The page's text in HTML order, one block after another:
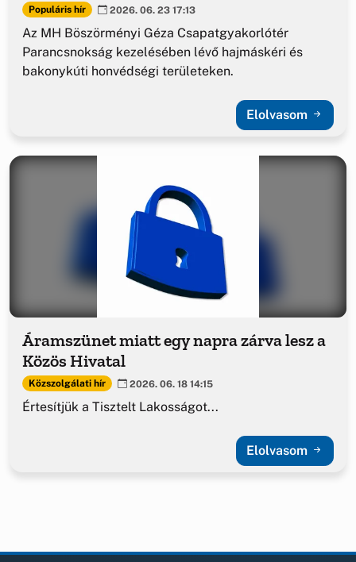
Populáris hír 2026. 06. 23 17:13
Az MH Böszörményi Géza Csapatgyakorlótér
Parancsnokság kezelésében lévő hajmáskéri és
bakonykúti honvédségi területeken.
Elolvasom
Áramszünet miatt egy napra zárva lesz a
Közös Hivatal
Közszolgálati hír 2026. 06. 18 14:15
Értesítjük a Tisztelt Lakosságot...
Elolvasom